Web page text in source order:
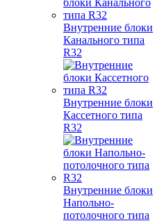
Внутренние блоки
Канального типа
R32
Внутренние блоки
Кассетного типа
R32
Внутренние блоки
Напольно-
потолочного типа